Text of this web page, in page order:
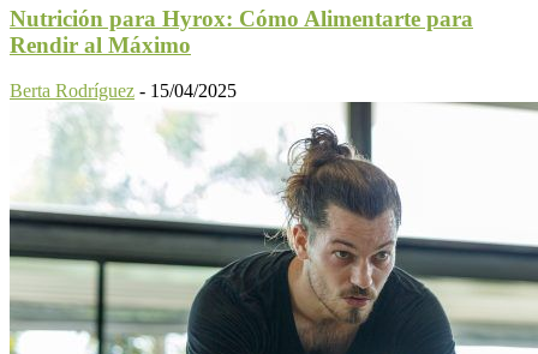
Nutrición para Hyrox: Cómo Alimentarte para
Rendir al Máximo
Berta Rodríguez - 15/04/2025